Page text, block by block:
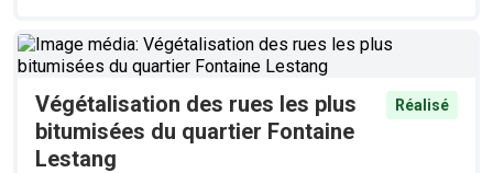
Végétalisation des rues les plus
bitumisées du quartier Fontaine
Lestang
Réalisé